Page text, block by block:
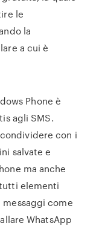
le
la
a cui è
Phone è
agli SMS.
con i
salvate e
ma anche
elementi
messaggi come
WhatsApp